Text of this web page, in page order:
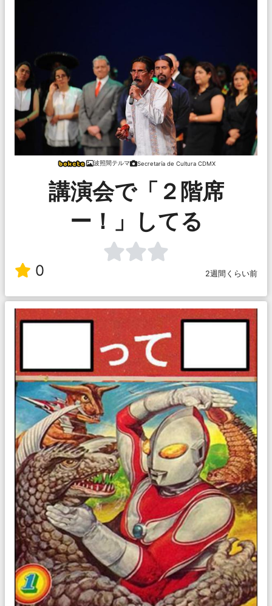
波照間テルマ Secretaría de Cultura CDMX
講演会で「２階席
ー！」してる
0 2週間くらい前